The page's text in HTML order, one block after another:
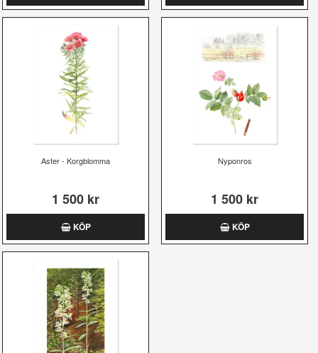
Aster - Korgblomma
1 500 kr
KÖP
Nyponros
1 500 kr
KÖP